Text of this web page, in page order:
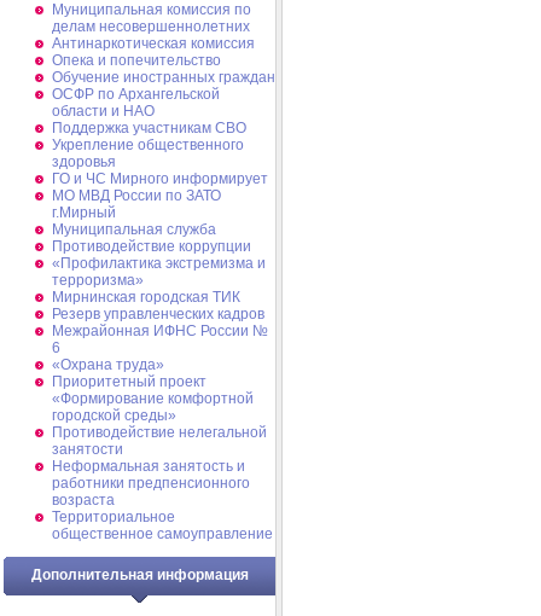
Муниципальная комиссия по
делам несовершеннолетних
Антинаркотическая комиссия
Опека и попечительство
Обучение иностранных граждан
ОСФР по Архангельской
области и НАО
Поддержка участникам СВО
Укрепление общественного
здоровья
ГО и ЧС Мирного информирует
МО МВД России по ЗАТО
г.Мирный
Муниципальная cлужба
Противодействие коррупции
«Профилактика экстремизма и
терроризма»
Мирнинская городская ТИК
Резерв управленческих кадров
Межрайонная ИФНС России №
6
«Охрана труда»
Приоритетный проект
«Формирование комфортной
городской среды»
Противодействие нелегальной
занятости
Неформальная занятость и
работники предпенсионного
возраста
Территориальное
общественное самоуправление
Дополнительная информация